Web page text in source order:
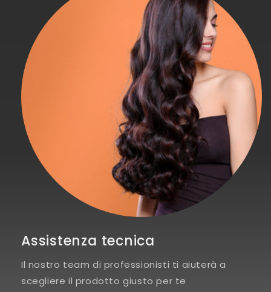
Assistenza tecnica
Il nostro team di professionisti ti aiuterà a
scegliere il prodotto giusto per te